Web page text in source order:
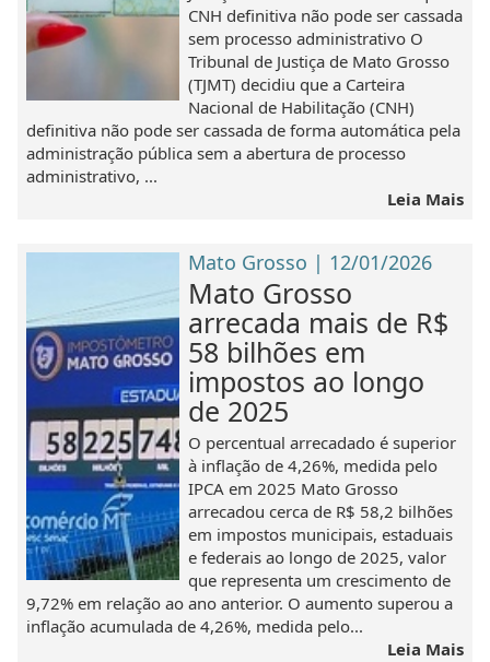
CNH definitiva não pode ser cassada
sem processo administrativo O
Tribunal de Justiça de Mato Grosso
(TJMT) decidiu que a Carteira
Nacional de Habilitação (CNH)
definitiva não pode ser cassada de forma automática pela
administração pública sem a abertura de processo
administrativo, ...
Leia Mais
Mato Grosso | 12/01/2026
Mato Grosso
arrecada mais de R$
58 bilhões em
impostos ao longo
de 2025
O percentual arrecadado é superior
à inflação de 4,26%, medida pelo
IPCA em 2025 Mato Grosso
arrecadou cerca de R$ 58,2 bilhões
em impostos municipais, estaduais
e federais ao longo de 2025, valor
que representa um crescimento de
9,72% em relação ao ano anterior. O aumento superou a
inflação acumulada de 4,26%, medida pelo...
Leia Mais